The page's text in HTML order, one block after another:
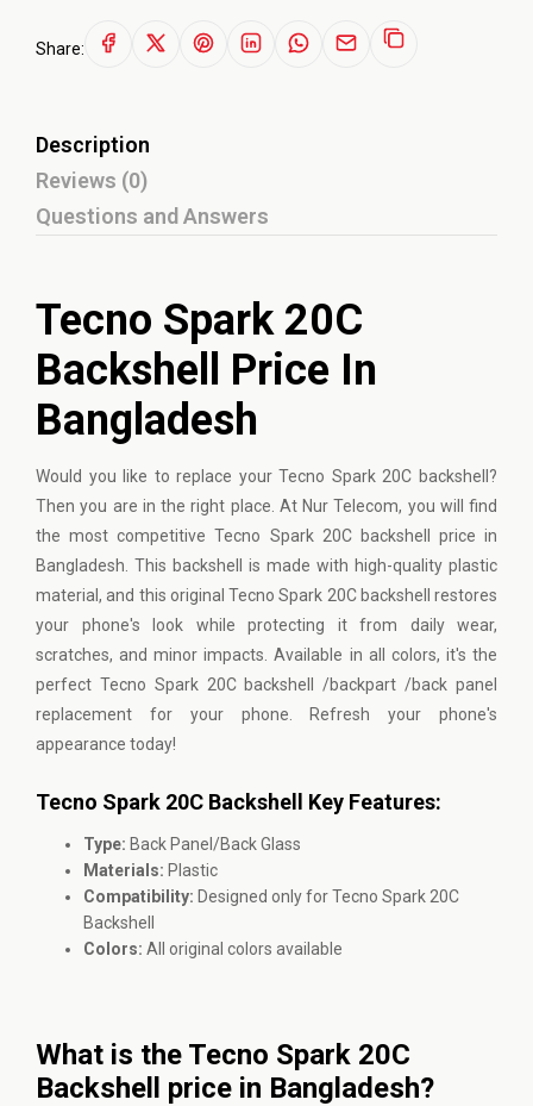
Share:
Description
Reviews (0)
Questions and Answers
Tecno Spark 20C
Backshell Price In
Bangladesh
Would you like to replace your Tecno Spark 20C backshell?
Then you are in the right place. At Nur Telecom, you will find
the most competitive Tecno Spark 20C backshell price in
Bangladesh. This backshell is made with high-quality plastic
material, and this original Tecno Spark 20C backshell restores
your phone's look while protecting it from daily wear,
scratches, and minor impacts. Available in all colors, it's the
perfect Tecno Spark 20C backshell /backpart /back panel
replacement for your phone. Refresh your phone's
appearance today!
Tecno Spark 20C Backshell Key Features:
Type: Back Panel/Back Glass
Materials: Plastic
Compatibility: Designed only for Tecno Spark 20C
Backshell
Colors: All original colors available
What is the Tecno Spark 20C
Backshell price in Bangladesh?